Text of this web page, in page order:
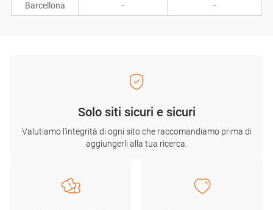
Barcellona - -
Solo siti sicuri e sicuri
Valutiamo l'integrità di ogni sito che raccomandiamo prima di
aggiungerli alla tua ricerca.